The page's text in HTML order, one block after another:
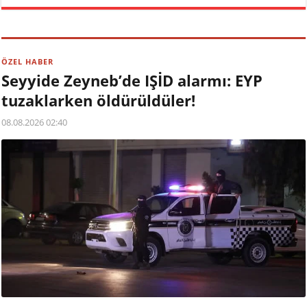
ÖZEL HABER
Seyyide Zeyneb’de IŞİD alarmı: EYP
tuzaklarken öldürüldüler!
08.08.2026 02:40